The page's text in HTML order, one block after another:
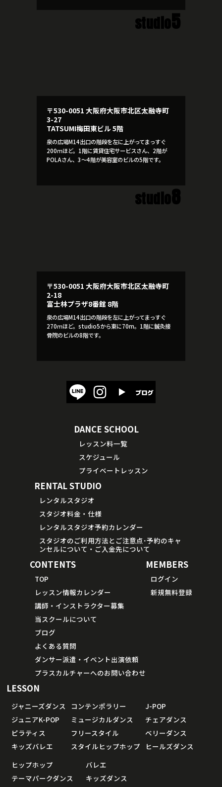
studio5
〒530-0051 大阪府大阪市北区太融寺町
3-27
TATSUMI梅田東ビル 5階
泉の広場M14出口の階段を左に上がってまっすぐ
200ｍほど。1階に賃貸住宅サービスさん、2階が
POLAさん、3～4階が美容室のビルの5階です。
studio8
〒530-0051 大阪府大阪市北区太融寺町
2-18
富士林プラザ8番館 8階
泉の広場M14出口の階段を左に上がってまっすぐ
270ｍほど。studio5から東に70m。1階に鍼灸接
骨院のビルの8階です。
DANCE SCHOOL
レッスン料一覧
スケジュール
プライベートレッスン
RENTAL STUDIO
レンタルスタジオ
スタジオ料金・仕様
レンタルスタジオ予約カレンダー
スタジオのご利用方法とご注意点･予約のキャ
ンセルについて・ご入金先について
CONTENTS
TOP
レッスン情報カレンダー
講師・インストラクター募集
当スクールについて
ブログ
よくある質問
ダンサー派遣・イベント出演依頼
プラスカルチャーへのお問い合わせ
MEMBERS
ログイン
新規無料登録
LESSON
ジャニーズダンス
ジュニアK-POP
ピラティス
キッズバレエ
コンテンポラリー
ミュージカルダンス
フリースタイル
スタイルヒップホップ
J-POP
チェアダンス
ベリーダンス
ヒールズダンス
ヒップホップ
テーマパークダンス
バレエ
キッズダンス